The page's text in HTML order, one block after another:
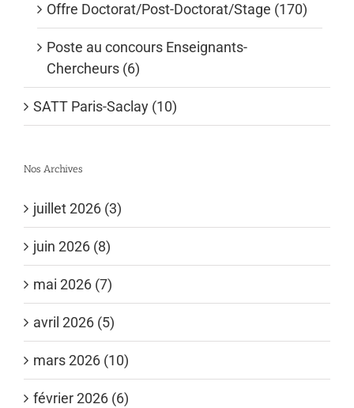
Offre Doctorat/Post-Doctorat/Stage (170)
Poste au concours Enseignants-
Chercheurs (6)
SATT Paris-Saclay (10)
Nos Archives
juillet 2026 (3)
juin 2026 (8)
mai 2026 (7)
avril 2026 (5)
mars 2026 (10)
février 2026 (6)